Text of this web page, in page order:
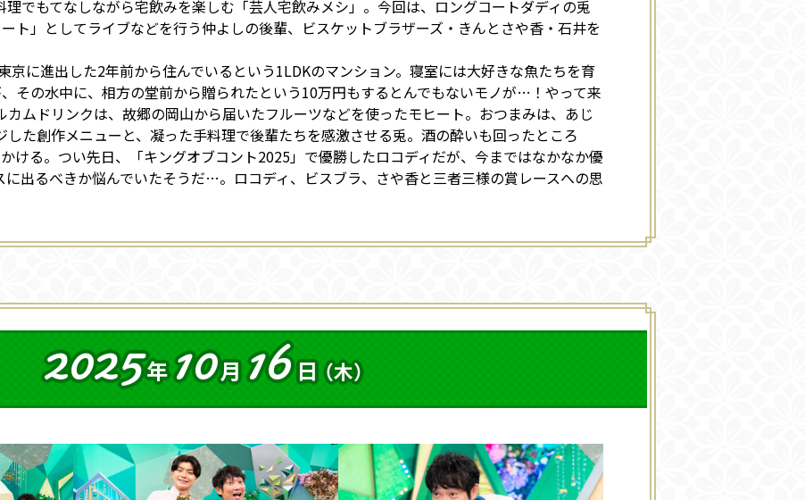
でもてなしながら宅飲みを楽しむ「芸人宅飲みメシ」。今回は、ロングコートダディの兎
ト」としてライブなどを行う仲よしの後輩、ビスケットブラザーズ・きんとさや香・石井を
京に進出した2年前から住んでいるという1LDKのマンション。寝室には大好きな魚たちを育
その水中に、相方の堂前から贈られたという10万円もするとんでもないモノが…！やって来
カムドリンクは、故郷の岡山から届いたフルーツなどを使ったモヒート。おつまみは、あじ
た創作メニューと、凝った手料理で後輩たちを感激させる兎。酒の酔いも回ったところ
ける。つい先日、「キングオブコント2025」で優勝したロコディだが、今まではなかなか優
出るべきか悩んでいたそうだ…。ロコディ、ビスブラ、さや香と三者三様の賞レースへの思
2025年10月16日（木）